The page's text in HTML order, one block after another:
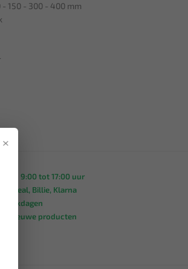
×
150 - 300 - 400 mm
van 9:00 tot 17:00 uur
o.a. iDeal, Billie, Klarna
werkdagen
nieuwe producten